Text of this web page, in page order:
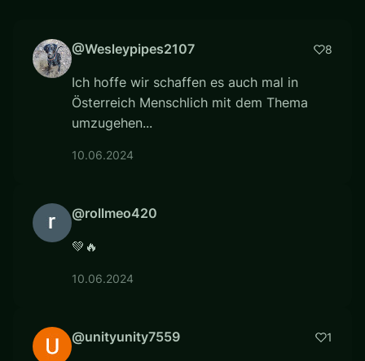
@Wesleypipes2107 8
Ich hoffe wir schaffen es auch mal in
Österreich Menschlich mit dem Thema
umzugehen...
10.06.2024
@rollmeo420
💚🔥
10.06.2024
@unityunity7559 1